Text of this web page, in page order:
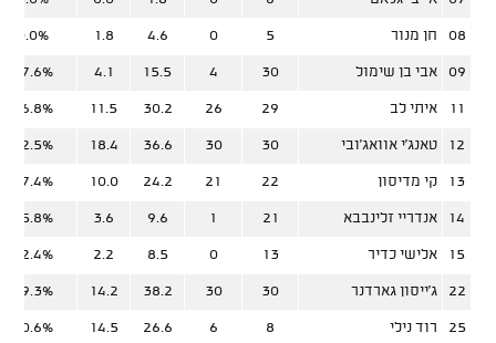
08 חן מנור 5
0
4.6
1.8
0.0%
09 אבי בן שימול 30
4
15.5
4.1
47.6%
11 איתי לב 29
26
30.2
11.5
56.8%
12 טאנג'י אוואג'ובי 30
30
36.6
18.4
52.5%
13 קי מדיסון 22
21
24.2
10.0
47.4%
14 אנדריי זלינבבא 21
1
9.6
3.6
65.8%
15 אלישי כדיר 13
0
8.5
2.2
52.4%
22 ג'ייסון גארדנר 30
30
38.2
14.2
39.3%
25 רוד נילי 8
6
26.6
14.5
50.6%